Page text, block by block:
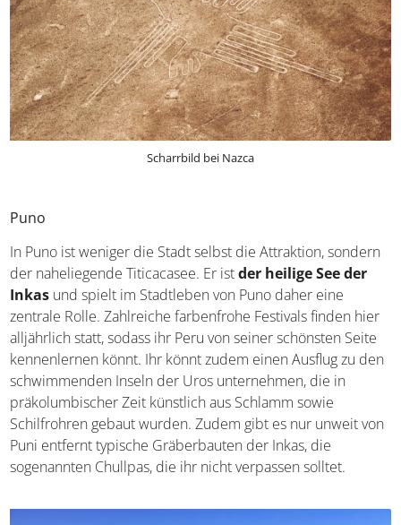
Puno
In Puno ist weniger die Stadt selbst die Attraktion,
sondern der naheliegende Titicacasee. Er istder heilige
See der Inkasund spielt im Stadtleben von Puno daher
eine zentrale Rolle. Zahlreiche farbenfrohe Festivals
finden hier alljährlich statt, sodass ihr Peru von seiner
schönsten Seite kennenlernen könnt. Ihr könnt zudem
einen Ausflug zu den schwimmenden Inseln der Uros
unternehmen, die in präkolumbischer Zeit künstlich aus
es nur unweit von Puni entfernt typische Gräberbauten